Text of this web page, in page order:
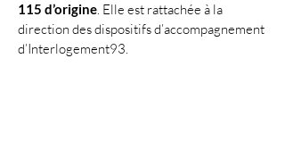
115 d’origine. Elle est rattachée à la
direction des dispositifs d’accompagnement
d’Interlogement93.